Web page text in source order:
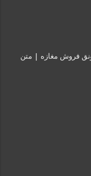
فروش مغازه | متن